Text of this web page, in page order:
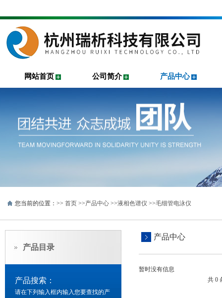
网站首页 公司简介 产品中心
您当前的位置：>> 首页 >>产品中心 >>液相色谱仪 >>毛细管电泳仪
产品目录
产品搜索：
请在下列输入框内输入您要查找的产
产品中心
暂时没有信息
共 0